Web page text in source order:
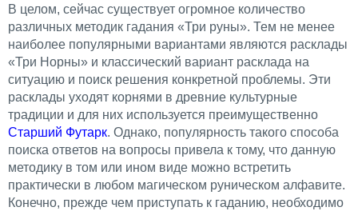
В целом, сейчас существует огромное количество
различных методик гадания «Три руны». Тем не менее
наиболее популярными вариантами являются расклады
«Три Норны» и классический вариант расклада на
ситуацию и поиск решения конкретной проблемы. Эти
расклады уходят корнями в древние культурные
традиции и для них используется преимущественно
Старший Футарк. Однако, популярность такого способа
поиска ответов на вопросы привела к тому, что данную
методику в том или ином виде можно встретить
практически в любом магическом руническом алфавите.
Конечно, прежде чем приступать к гаданию, необходимо